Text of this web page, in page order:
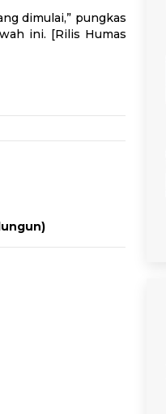
dimulai,” pungkas
ini. [Rilis Humas